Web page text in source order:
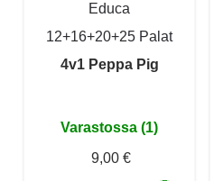
Educa
12+16+20+25 Palat
4v1 Peppa Pig
Varastossa (1)
9,00 €